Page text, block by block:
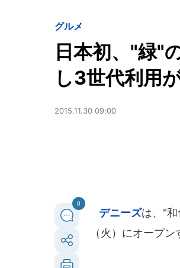
グルメ
日本初、"緑"
し3世代利用
2015.11.30 09:00
0
デニーズは、"和
（火）にオープン